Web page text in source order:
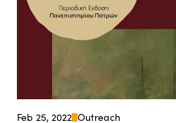
Feb 25, 2022 Outreach